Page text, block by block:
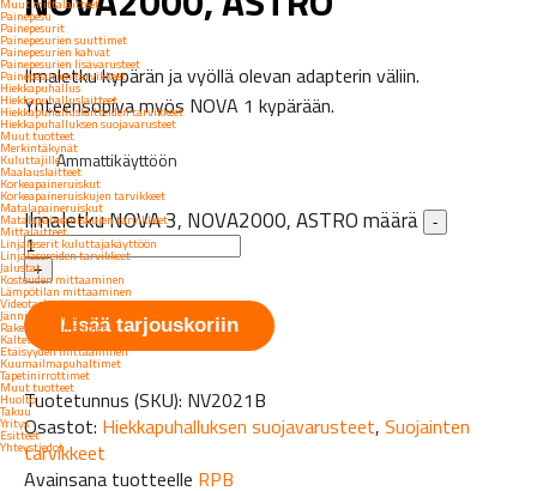
Painepesu
Painepesurit
Painepesurien suuttimet
Painepesurien kahvat
Painepesurien lisävarusteet
Painepesurien tarvikkeet
Hiekkapuhallus
Hiekkapuhalluslaitteet
Hiekkapuhalluslaitteiden tarvikkeet
Hiekkapuhalluksen suojavarusteet
Muut tuotteet
Merkintäkynät
Kuluttajille
Maalauslaitteet
Korkeapaineruiskut
Korkeapaineruiskujen tarvikkeet
Matalapaineruiskut
Matalapaineruiskujen tarvikkeet
Mittalaitteet
Linjalaserit kuluttajakäyttöön
Linjalasereiden tarvikkeet
Jalustat
Kosteuden mittaaminen
Lämpötilan mittaaminen
Videotarkastus
Jänniteilmaisimet
Rakennetunnistimet
Kaltevuuden mittaaminen
Etäisyyden mittaaminen
Kuumailmapuhaltimet
Tapetinirrottimet
Muut tuotteet
Huolto
Takuu
Yritys
Esitteet
Yhteystiedot
Ilmaletku kypärän ja vyöllä olevan adapterin väliin.
Yhteensopiva myös NOVA 1 kypärään.
Ammattikäyttöön
Ilmaletku NOVA 3, NOVA2000, ASTRO määrä -
+
Lisää tarjouskoriin
Tuotetunnus (SKU): NV2021B
Osastot: Hiekkapuhalluksen suojavarusteet, Suojainten
tarvikkeet
Avainsana tuotteelle RPB